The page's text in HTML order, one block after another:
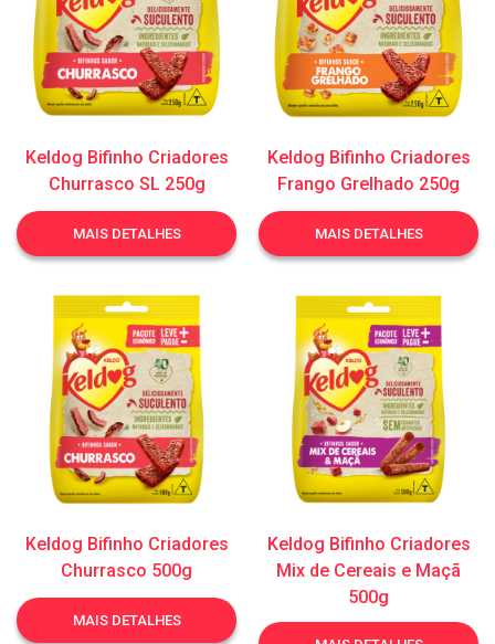
Keldog Bifinho Criadores
Churrasco SL 250g
MAIS DETALHES
Keldog Bifinho Criadores
Frango Grelhado 250g
MAIS DETALHES
Keldog Bifinho Criadores
Churrasco 500g
MAIS DETALHES
Keldog Bifinho Criadores
Mix de Cereais e Maçã
500g